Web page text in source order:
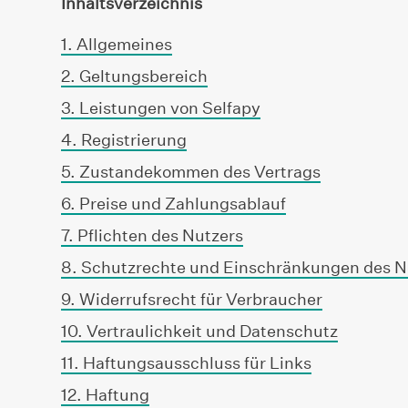
1. Allgemeines
2. Geltungsbereich
3. Leistungen von Selfapy
4. Registrierung
5. Zustandekommen des Vertrags
6. Preise und Zahlungsablauf
7. Pflichten des Nutzers
8. Schutzrechte und Einschränkungen des
9. Widerrufsrecht für Verbraucher
10. Vertraulichkeit und Datenschutz
11. Haftungsausschluss für Links
12. Haftung